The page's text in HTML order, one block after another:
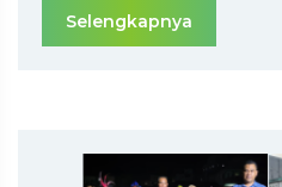
Selengkapnya